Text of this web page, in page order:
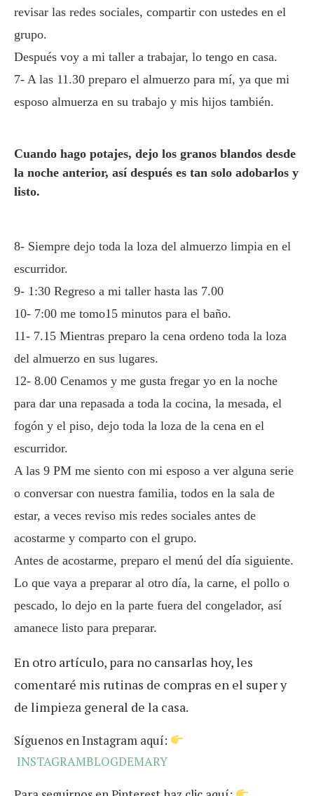
revisar las redes sociales, compartir con ustedes en el
grupo.
Después voy a mi taller a trabajar, lo tengo en casa.
7- A las 11.30 preparo el almuerzo para mí, ya que mi
esposo almuerza en su trabajo y mis hijos también.
Cuando hago potajes, dejo los granos blandos desde
la noche anterior, así después es tan solo adobarlos y
listo.
8- Siempre dejo toda la loza del almuerzo limpia en el
escurridor.
9- 1:30 Regreso a mi taller hasta las 7.00
10- 7:00 me tomo15 minutos para el baño.
11- 7.15 Mientras preparo la cena ordeno toda la loza
del almuerzo en sus lugares.
12- 8.00 Cenamos y me gusta fregar yo en la noche
para dar una repasada a toda la cocina, la mesada, el
fogón y el piso, dejo toda la loza de la cena en el
escurridor.
A las 9 PM me siento con mi esposo a ver alguna serie
o conversar con nuestra familia, todos en la sala de
estar, a veces reviso mis redes sociales antes de
acostarme y comparto con el grupo.
Antes de acostarme, preparo el menú del día siguiente.
Lo que vaya a preparar al otro día, la carne, el pollo o
pescado, lo dejo en la parte fuera del congelador, así
amanece listo para preparar.
En otro artículo, para no cansarlas hoy, les
comentaré mis rutinas de compras en el super y
de limpieza general de la casa.
Síguenos en Instagram aquí:
INSTAGRAMBLOGDEMARY